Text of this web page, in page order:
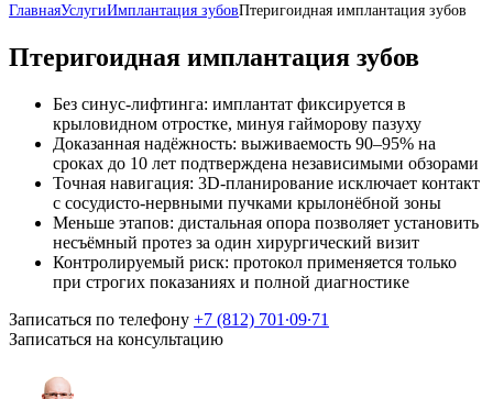
ГлавнаяУслугиИмплантация зубовПтеригоидная имплантация зубов
Птеригоидная имплантация зубов
Без синус-лифтинга: имплантат фиксируется в
крыловидном отростке, минуя гайморову пазуху
Доказанная надёжность: выживаемость 90–95% на
сроках до 10 лет подтверждена независимыми обзорами
Точная навигация: 3D-планирование исключает контакт
с сосудисто-нервными пучками крылонёбной зоны
Меньше этапов: дистальная опора позволяет установить
несъёмный протез за один хирургический визит
Контролируемый риск: протокол применяется только
при строгих показаниях и полной диагностике
Записаться по телефону +7 (812) 701∙09∙71
Записаться на консультацию